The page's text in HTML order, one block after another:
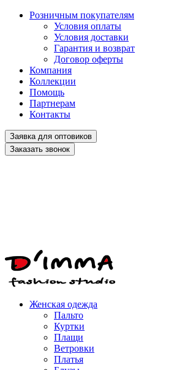
Розничным покупателям
Условия оплаты
Условия доставки
Гарантия и возврат
Договор оферты
Компания
Коллекции
Помощь
Партнерам
Контакты
Заявка для оптовиков
Заказать звонок
Женская одежда
Пальто
Куртки
Плащи
Ветровки
Платья